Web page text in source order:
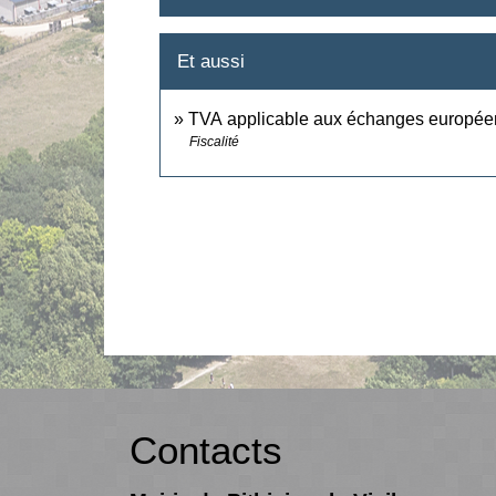
Et aussi
TVA applicable aux échanges
Fiscalité
Contacts